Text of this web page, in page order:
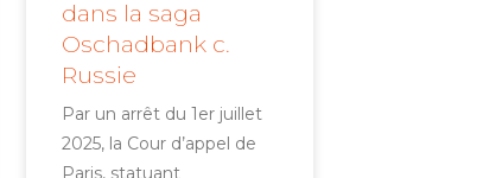
dans la saga
Oschadbank c.
Russie
Par un arrêt du 1er juillet
2025, la Cour d’appel de
Paris, statuant